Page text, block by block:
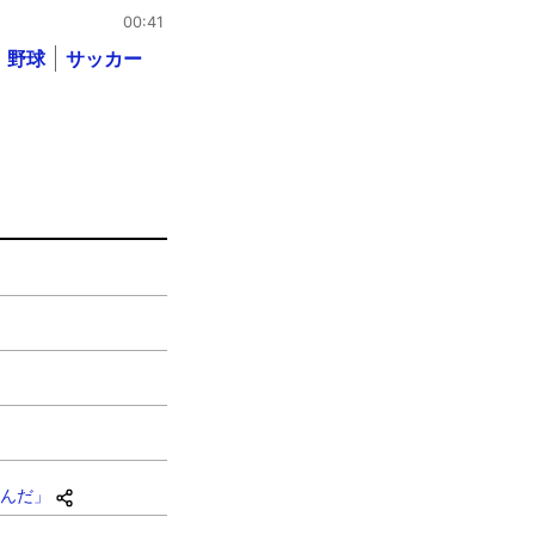
00:41
野球 サッカー
だ」